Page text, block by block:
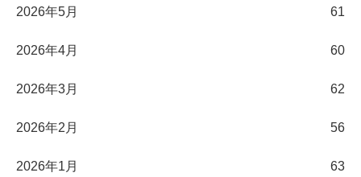
2026年5月 61
2026年4月 60
2026年3月 62
2026年2月 56
2026年1月 63